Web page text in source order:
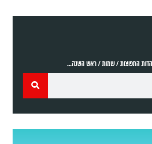
התפוצות / שמות / ראש השנה...